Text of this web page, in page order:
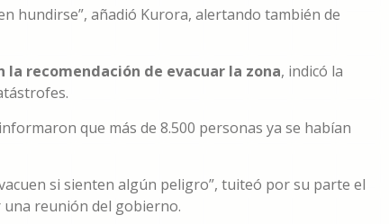
hundirse”, añadió Kurora, alertando también de
la recomendación de evacuar la zona, indicó la
que más de 8.500 personas ya se habían
si sienten algún peligro”, tuiteó por su parte el
reunión del gobierno.